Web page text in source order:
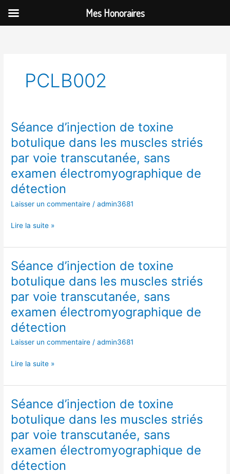
contenu
PCLB002
Séance d’injection de toxine
botulique dans les muscles striés
par voie transcutanée, sans
examen électromyographique de
détection
Laisser un commentaire /admin3681
Séance
d’injection
de
toxine
botulique
dans
les
muscles
par
transcutanée,
sans
examen
électromyographique
de
détection
Lire la suite »
Séance d’injection de toxine
botulique dans les muscles striés
par voie transcutanée, sans
examen électromyographique de
détection
Laisser un commentaire /admin3681
Séance
d’injection
de
toxine
botulique
dans
les
muscles
par
transcutanée,
sans
examen
électromyographique
de
détection
Lire la suite »
Séance d’injection de toxine
botulique dans les muscles striés
par voie transcutanée, sans
examen électromyographique de
détection
Séance
d’injection
de
toxine
botulique
les
Mes Honoraires